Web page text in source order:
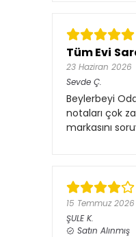
Tüm Evi
23 Haziran 2026
Sevde Ç.
Beylerbeyi
notaları çok
markasını
15 Temmuz 2026
ŞULE K.
Satın Alınmış